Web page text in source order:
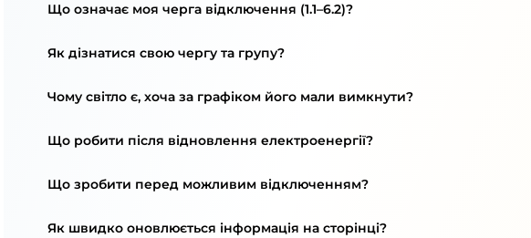
Що означає моя черга відключення (1.1–6.2)?
Як дізнатися свою чергу та групу?
Чому світло є, хоча за графіком його мали вимкнути?
Що робити після відновлення електроенергії?
Що зробити перед можливим відключенням?
Як швидко оновлюється інформація на сторінці?